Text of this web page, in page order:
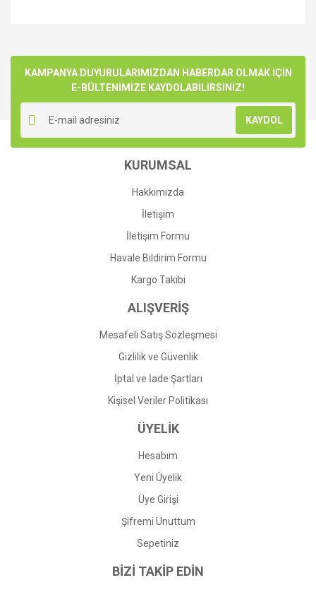
Yorum Yaz
kullanarak tarafımıza iletebilirsiniz.
Görüş ve önerileriniz için teşekkür ederiz.
Ürün resmi kalitesiz, bozuk veya görüntülenemiyor.
Ürün açıklamasında eksik bilgiler bulunuyor.
Ürün bilgilerinde hatalar bulunuyor.
Ürün fiyatı diğer sitelerden daha pahalı.
Gönder
KAMPANYA DUYURULARIMIZDAN HABERDAR OLMAK İÇİN
E-BÜLTENİMİZE KAYDOLABİLİRSİNİZ!
KAYDOL
KURUMSAL
Hakkımızda
İletişim
İletişim Formu
Havale Bildirim Formu
Kargo Takibi
ALIŞVERİŞ
Mesafeli Satış Sözleşmesi
Gizlilik ve Güvenlik
İptal ve İade Şartları
Kişisel Veriler Politikası
ÜYELİK
Hesabım
Yeni Üyelik
Üye Girişi
Şifremi Unuttum
Sepetiniz
BİZİ TAKİP EDİN